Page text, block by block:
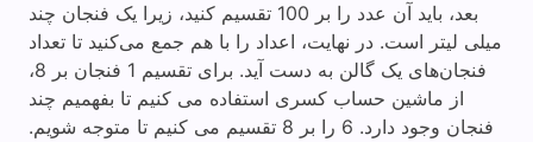
بعد، باید آن عدد را بر 100 تقسیم کنید، زیرا یک فنجان چند
میلی لیتر است. در نهایت، اعداد را با هم جمع می‌کنید تا تعداد
فنجان‌های یک گالن به دست آید. برای تقسیم 1 فنجان بر 8،
از ماشین حساب کسری استفاده می کنیم تا بفهمیم چند
فنجان وجود دارد. 6 را بر 8 تقسیم می کنیم تا متوجه شویم.